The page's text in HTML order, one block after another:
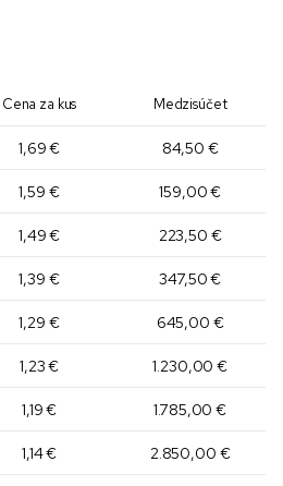
Cena za kus Medzisúčet
1,69 € 84,50 €
1,59 € 159,00 €
1,49 € 223,50 €
1,39 € 347,50 €
1,29 € 645,00 €
1,23 € 1.230,00 €
1,19 € 1.785,00 €
1,14 € 2.850,00 €